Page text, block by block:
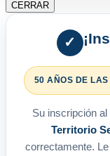
CERRAR
✓
50 AÑOS DE
Su inscripción al
Territorio
correctamente.